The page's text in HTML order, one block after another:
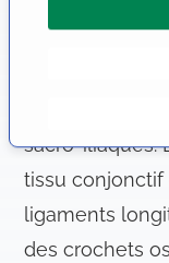
o
n
e
n
axial s'ossifie
inclut la
sacro-iliaques.
tissu conjonctif
ligaments
des crochets